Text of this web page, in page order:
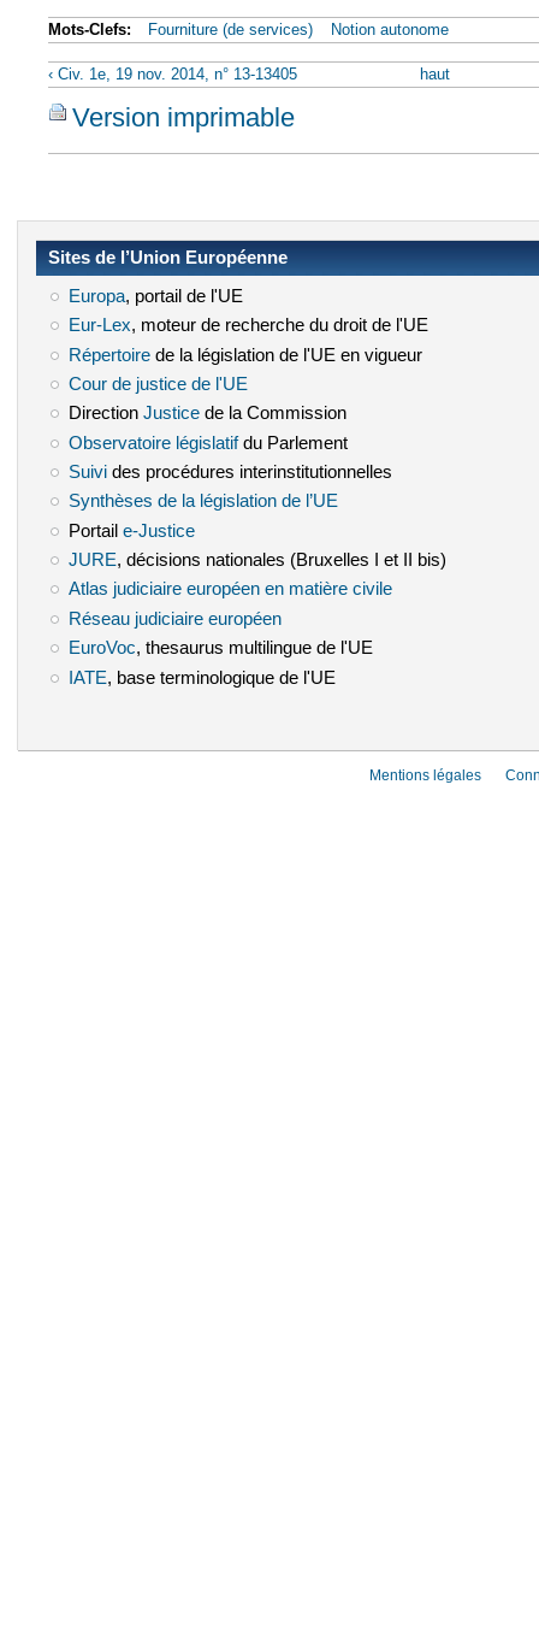
Mots-Clefs: Fourniture (de services) Notion autonome
‹ Civ. 1e, 19 nov. 2014, n° 13-13405 haut
Version imprimable
Sites de l’Union Européenne
Europa(le lien est externe)
, portail de l'UE
Eur-Lex(le lien est externe)
, moteur de recherche du droit de l'UE
Répertoire(le lien est externe)
de la législation de l'UE en vigueur
Cour de justice de l'UE
Direction Justice(le lien est externe)
de la Commission
Observatoire législatif(le lien est externe)
du Parlement
Suivi(le lien est externe)
des procédures interinstitutionnelles
Synthèses de la législation de l’UE
Portail e-Justice(le lien est externe)
JURE(le lien est externe)
, décisions nationales (Bruxelles I et II bis)
Atlas judiciaire européen en matière civile(le lien est externe)
Réseau judiciaire européen(le lien est externe)
EuroVoc(le lien est externe)
, thesaurus multilingue de l'UE
IATE (le lien est externe)
, base terminologique de l'UE
Mentions légales